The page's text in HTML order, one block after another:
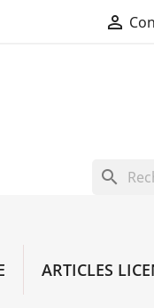

search
ARTICLES